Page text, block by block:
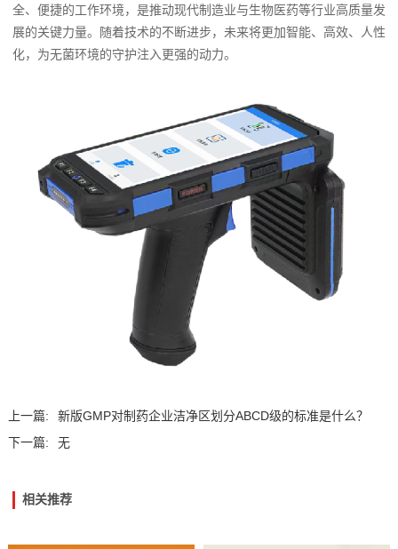
全、便捷的工作环境，是推动现代制造业与生物医药等行业高质量发
展的关键力量。随着技术的不断进步，未来将更加智能、高效、人性
化，为无菌环境的守护注入更强的动力。
上一篇:
新版GMP对制药企业洁净区划分ABCD级的标准是什么？
下一篇:
无
相关推荐